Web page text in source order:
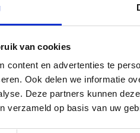
van cookies
content en advertenties te
Ook delen we informatie
Deze partners kunnen
verzameld op basis van uw